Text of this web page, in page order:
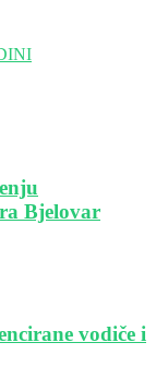
Bjelovar
vodiče i